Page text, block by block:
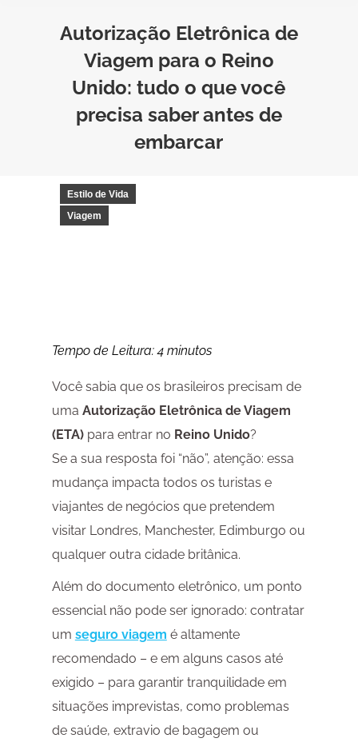
Autorização Eletrônica de
Viagem para o Reino
Unido: tudo o que você
precisa saber antes de
embarcar
Estilo de Vida
Viagem
Tempo de Leitura:4 minutos
Você sabia que os brasileiros precisam de
uma Autorização Eletrônica de Viagem
(ETA)para entrar no Reino Unido?
Se a sua resposta foi “não”, atenção: essa
mudança impacta todos os turistas e
viajantes de negócios que pretendem
visitar Londres, Manchester, Edimburgo ou
qualquer outra cidade britânica.
Além do documento eletrônico, um ponto
essencial não pode ser ignorado: contratar
um seguro viagem é altamente
recomendado – e em alguns casos até
exigido – para garantir tranquilidade em
situações imprevistas, como problemas
de saúde, extravio de bagagem ou